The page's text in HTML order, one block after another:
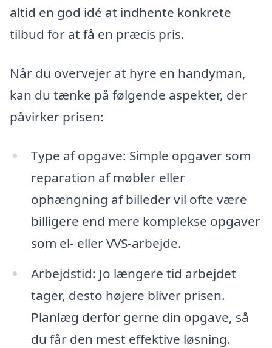
altid en god idé at indhente konkrete
tilbud for at få en præcis pris.
Når du overvejer at hyre en handyman,
kan du tænke på følgende aspekter, der
påvirker prisen:
Type af opgave: Simple opgaver som
reparation af møbler eller
ophængning af billeder vil ofte være
billigere end mere komplekse opgaver
som el- eller VVS-arbejde.
Arbejdstid: Jo længere tid arbejdet
tager, desto højere bliver prisen.
Planlæg derfor gerne din opgave, så
du får den mest effektive løsning.